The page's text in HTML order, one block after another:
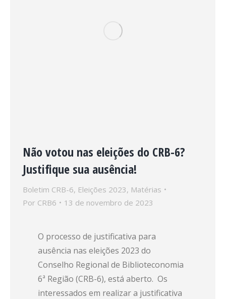
Não votou nas eleições do CRB-6?
Justifique sua ausência!
Boletim CRB-6, Eleições 2023, Matérias
Por CRB6 13 de novembro de 2023
O processo de justificativa para
ausência nas eleições 2023 do
Conselho Regional de Biblioteconomia
6ª Região (CRB-6), está aberto. Os
interessados em realizar a justificativa